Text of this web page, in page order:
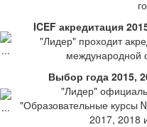
ICEF акредитация
"Лидер" проходит
международной
Выбор года 2015,
"Лидер"
"Образовательные курсы
2017, 2018